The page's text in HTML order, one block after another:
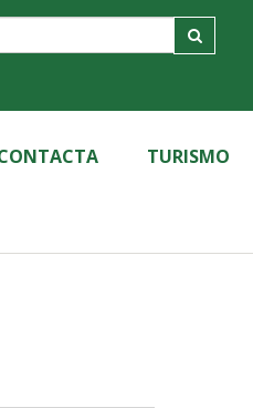
TURISMO